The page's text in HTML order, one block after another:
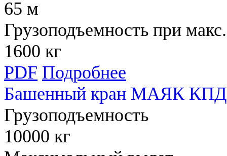
65 м
Грузоподъемность при
1600 кг
PDF Подробнее
Башенный кран МАЯК КПД
Грузоподъемность
10000 кг